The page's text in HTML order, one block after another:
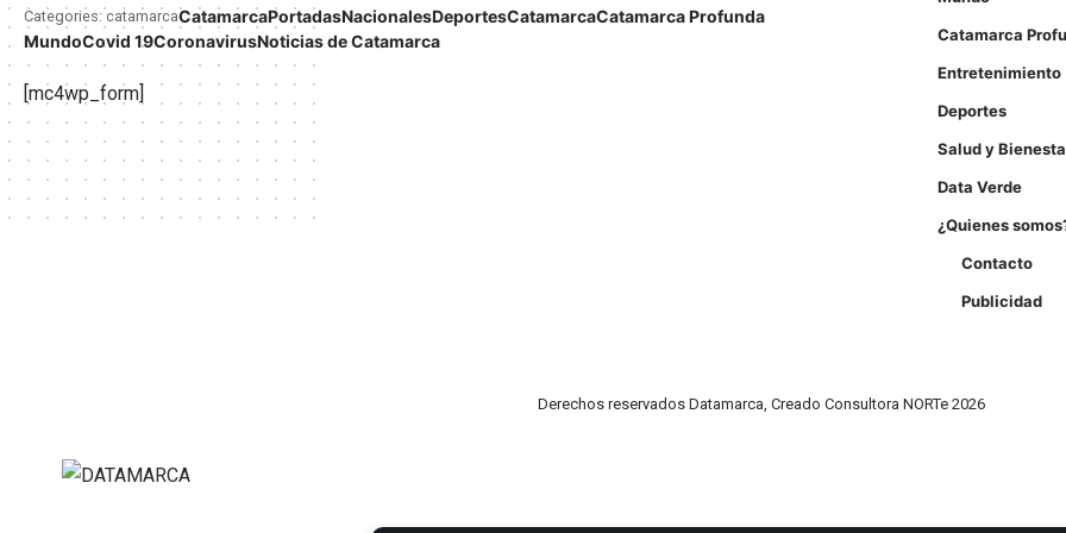
Categories: catamarcaCatamarcaPortadasNacionalesDeportesCatamarcaCatamarca Profunda
MundoCovid 19CoronavirusNoticias de Catamarca
[mc4wp_form]
Catamarca
Entretenimiento
Deportes
Salud y
Data Verde
¿Quienes
Contacto
Publicidad
Derechos reservados Datamarca, Creado Consultora NORTe 2026